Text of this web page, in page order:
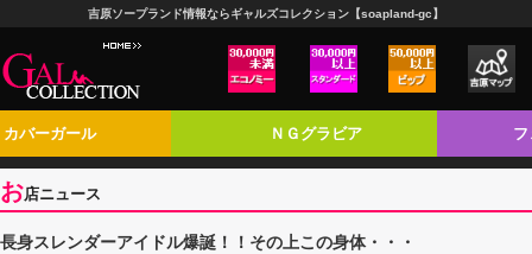
吉原ソープランド情報ならギャルズコレクション【soapland-gc】
カバーガール ＮＧグラビア
お店ニュース
長身スレンダーアイドル爆誕！！その上この身体・・・